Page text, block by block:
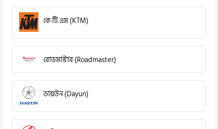
কে টি এম (KTM)
রোডমাস্টার (Roadmaster)
ডায়উন (Dayun)